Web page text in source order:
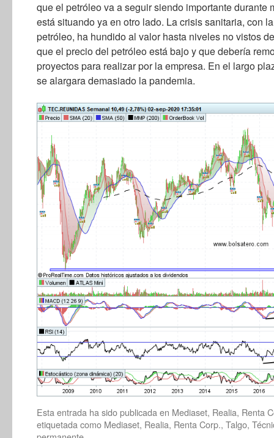
que el petróleo va a seguir siendo importante durante
está situando ya en otro lado. La crisis sanitaria, con
petróleo, ha hundido al valor hasta niveles no vistos
que el precio del petróleo está bajo y que debería
proyectos para realizar por la empresa. En el largo
se alargara demasiado la pandemia.
Esta entrada ha sido publicada en Mediaset, Realia, Renta
etiquetada como Mediaset, Realia, Renta Corp., Talgo,